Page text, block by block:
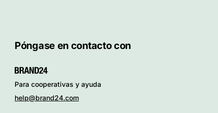
Póngase en contacto con
Para cooperativas y ayuda
help@brand24.com